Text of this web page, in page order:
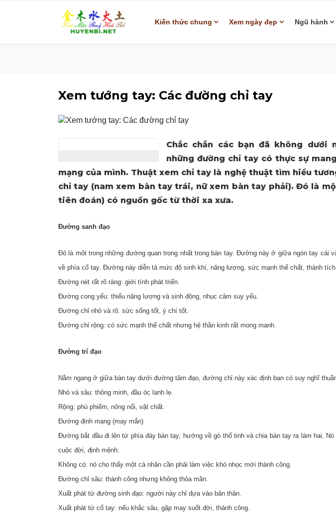
Kiến thức chung Xem ngày đẹp Ngũ hành
Xem tướng tay: Các đường chỉ tay
Chắc chắn các bạn đã không dưới
những đường chỉ tay có thực sự
mạng của mình. Thuật xem chỉ tay là nghệ thuật tìm hiểu
chỉ tay (nam xem bàn tay trái, nữ xem bàn tay phải). Đó là
tiên đoán) có nguồn gốc từ thời xa xưa.
Đường sanh đạo
Đó là một trong những đường quan trọng nhất trong bàn tay. Đường này ở giữa ngón tay cái
về phía cổ tay. Đường này diễn tả mức độ sinh khí, năng lượng, sức mạnh thể chất, thành tích
Đường nét rất rõ ràng: giới tính phát triển.
Đường cong yếu: thiếu năng lượng và sinh động, nhục cảm suy yếu.
Đường chỉ nhỏ và rõ: sức sống tốt, ý chí tốt.
Đường chỉ rộng: có sức mạnh thể chất nhưng hệ thần kinh rất mong manh.
Đường trí đạo
Nằm ngang ở giữa bàn tay dưới đường tâm đạo, đường chỉ này xác định bạn có suy nghĩ
Nhỏ và sâu: thông minh, đầu óc lanh lẹ.
Rộng: phù phiếm, nông nổi, vật chất.
Đường định mạng (may mắn)
Đường bắt đầu đi lên từ phía đáy bàn tay, hướng về gò thổ tinh và chia bàn tay ra làm hai.
cuộc đời, định mệnh.
Không có: nó cho thấy một cá nhân cần phải làm việc khó nhọc mới thành công.
Đường chỉ sâu: thành công nhưng không thỏa mãn.
Xuất phát từ đường sinh đạo: người này chỉ dựa vào bản thân.
Xuất phát từ cổ tay: nếu khắc sâu, gặp may suốt đời, thành công.